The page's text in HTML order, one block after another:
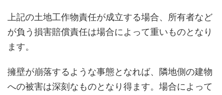
上記の土地工作物責任が成立する場合、所有者など
が負う損害賠償責任は場合によって重いものとなり
ます。
擁壁が崩落するような事態となれば、隣地側の建物
への被害は深刻なものとなり得ます。場合によって